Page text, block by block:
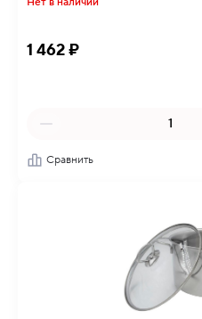
1 462 ₽
Сравнить